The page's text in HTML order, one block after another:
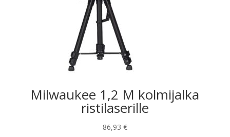
Milwaukee 1,2 M kolmijalka
ristilaserille
86,93 €